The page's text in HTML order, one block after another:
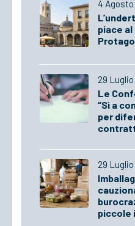
4 Agosto
piace al
29
Le
“Sì a
per
29
piccole